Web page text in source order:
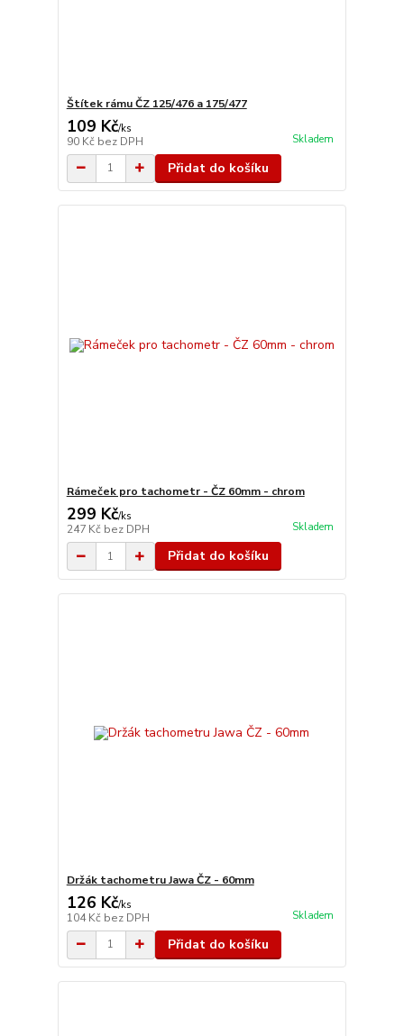
Štítek rámu ČZ 125/476 a 175/477
109 Kč/ks
90 Kč bez DPH Skladem
Přidat do košíku
Rámeček pro tachometr - ČZ 60mm - chrom
299 Kč/ks
247 Kč bez DPH Skladem
Přidat do košíku
Držák tachometru Jawa ČZ - 60mm
126 Kč/ks
104 Kč bez DPH Skladem
Přidat do košíku